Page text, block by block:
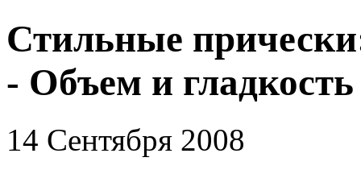
Стильные
- Объем и гладкость
14 Сентября 2008